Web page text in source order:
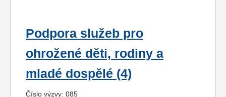
Podpora služeb pro
ohrožené děti, rodiny a
mladé dospělé (4)
Číslo výzvy: 085